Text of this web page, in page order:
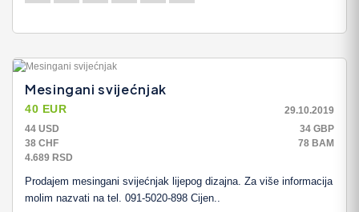
Mesingani svijećnjak
40 EUR
29.10.2019
44 USD
34 GBP
38 CHF
78 BAM
4.689 RSD
Prodajem mesingani svijećnjak lijepog dizajna. Za više informacija
molim nazvati na tel. 091-5020-898 Cijen..